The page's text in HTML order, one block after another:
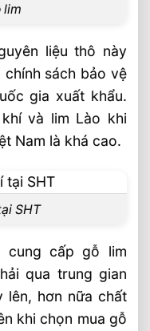
lim
liệu thô này
sách bảo vệ
gia xuất khẩu.
và lim Lào khi
Nam là khá cao.
SHT
cung cấp gỗ lim
qua trung gian
lên, hơn nữa chất
khi chọn mua gỗ